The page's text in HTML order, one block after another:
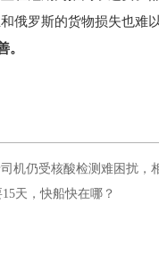
俄罗斯的货物损失也难
。
机仍受核酸检测难困扰，
天，快船快在哪？